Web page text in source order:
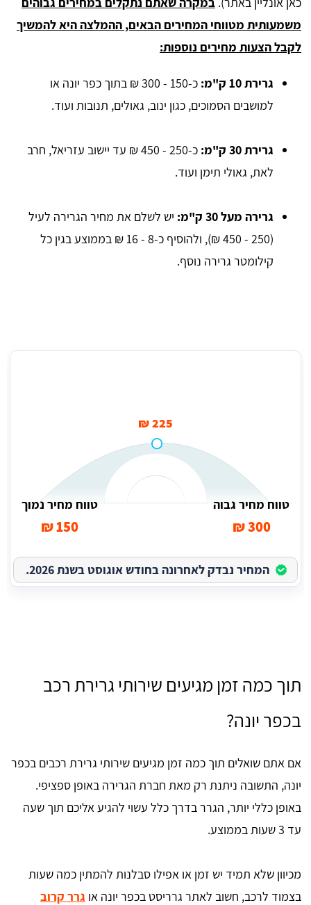
משמעותית מטווחי המחירים הבאים, ההמלצה היא להמשיך
לקבל הצעות מחירים נוספות:
גרירת 10 ק"מ:
כ-150 - 300 ₪ בתוך כפר יונה או
למושבים הסמוכים, כגון ינוב, גאולים, תנובות ועוד.
גרירת 30 ק"מ:
כ-250 - 450 ₪ עד יישוב עזריאל, חרב
לאת, גאולי תימן ועוד.
גרירה מעל 30 ק"מ:
יש לשלם את מחיר הגרירה לעיל
(250 - 450 ₪), ולהוסיף כ-8 - 16 ₪ בממוצע בגין כל
קילומטר גרירה נוסף.
225 ₪
טווח מחיר גבוה
300 ₪
טווח מחיר נמוך
150 ₪
המחיר נבדק לאחרונה בחודש אוגוסט בשנת 2026.
תוך כמה זמן מגיעים שירותי גרירת רכב
בכפר יונה?
אם אתם שואלים תוך כמה זמן מגיעים שירותי גרירת רכבים בכפר
יונה, התשובה ניתנת רק מאת חברת הגרירה באופן ספציפי.
באופן כללי יותר, הגרר בדרך כלל עשוי להגיע אליכם תוך שעה
עד 3 שעות בממוצע.
מכיוון שלא תמיד יש זמן או אפילו סבלנות להמתין כמה שעות
בצמוד לרכב, חשוב לאתר גרריסט בכפר יונה או גרר קרוב